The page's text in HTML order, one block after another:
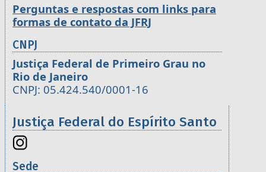
Perguntas e respostas com links para
formas de contato da JFRJ
CNPJ
Justiça Federal de Primeiro Grau no
Rio de Janeiro
CNPJ: 05.424.540/0001-16
Justiça Federal do Espírito Santo
Sede